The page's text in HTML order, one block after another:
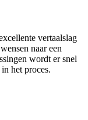
vertaalslag
naar een
wordt er snel
het proces.